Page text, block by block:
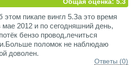
перегружали, а теперь рессоры
пикапе вингл 5.За это время
мае 2012 и по сегодняшний день,
бензо провод,лечиться
поломок не наблюдаю
доволен.
Ответы (0)